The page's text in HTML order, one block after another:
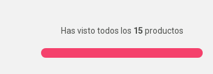
Has visto todos los 15 productos